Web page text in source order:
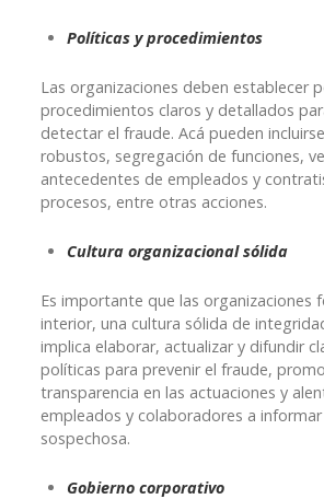
Políticas y procedimientos
Las organizaciones deben establecer
procedimientos claros y detallados
detectar el fraude. Acá pueden
robustos, segregación de funciones,
antecedentes de empleados y
procesos, entre otras acciones.
Cultura organizacional sólida
Es importante que las organizaciones
interior, una cultura sólida de
implica elaborar, actualizar y difundir
políticas para prevenir el fraude,
transparencia en las actuaciones y
empleados y colaboradores a
sospechosa.
Gobierno corporativo